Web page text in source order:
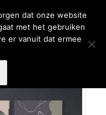
dat onze website
met het gebruiken
er vanuit dat ermee